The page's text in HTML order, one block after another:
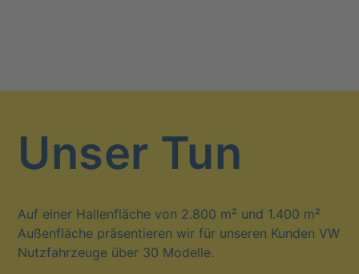
Unser Tun
Auf einer Hal­len­flä­che von 2.800 m² und 1.400 m²
Außen­flä­che prä­sen­tie­ren wir für unse­ren Kun­den VW
Nutz­fahr­zeu­ge über 30 Modelle.